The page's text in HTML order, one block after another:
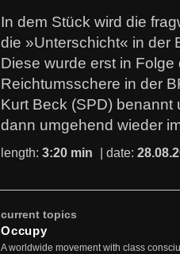
In dem Stück wird die
die »Unterschicht« in der
Diese wurde erst in
Reichtumsschere in der
Kurt Beck (SPD)
dann umgehend wieder
length: 3:20 min | date:
current topics
Occupy
A worldwide movement with class